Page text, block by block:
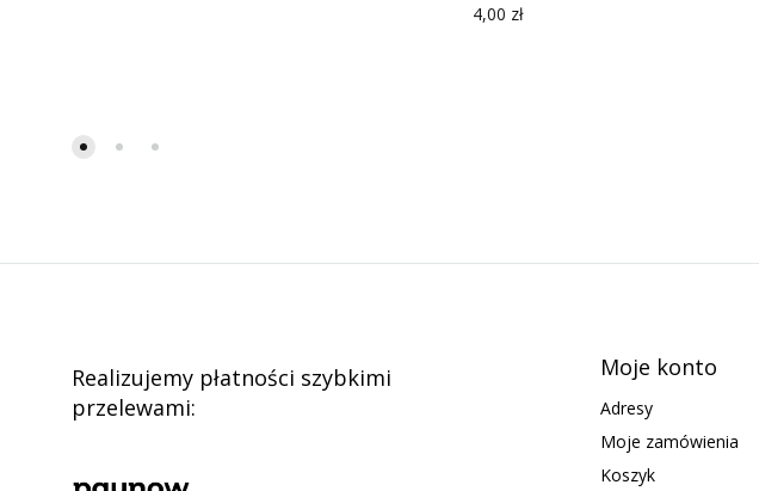
4,00 zł
Realizujemy płatności szybkimi
przelewami:
Moje konto
Adresy
Moje zamówienia
Koszyk